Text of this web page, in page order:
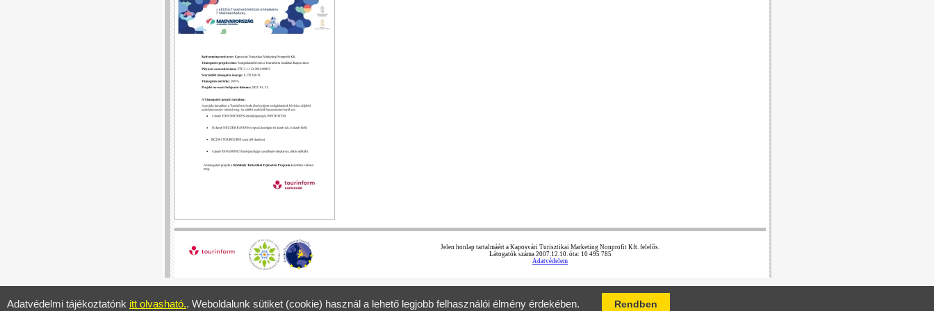
Jelen honlap tartalmáért a Kaposvári Turisztikai Marketing Nonprofit Kft. felelős.
Látogatók száma 2007.12.10. óta: 10 495 785
Adatvédelem
Adatvédelmi tájékoztatónk itt olvasható.. Weboldalunk sütiket (cookie) használ a lehető legjobb felhasználói élmény érdekében. Rendben